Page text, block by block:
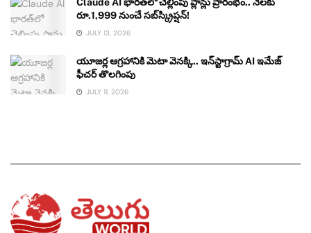
రూ.1,999 నుంచే సబ్‌స్క్రిప్షన్!
JULY 13, 2026
యూజర్ల ఆగ్రహానికి మెటా వెనక్కి.. ఇన్‌స్టాగ్రామ్ AI ఇమేజ్
ఫీచర్ తొలగింపు
JULY 11, 2026